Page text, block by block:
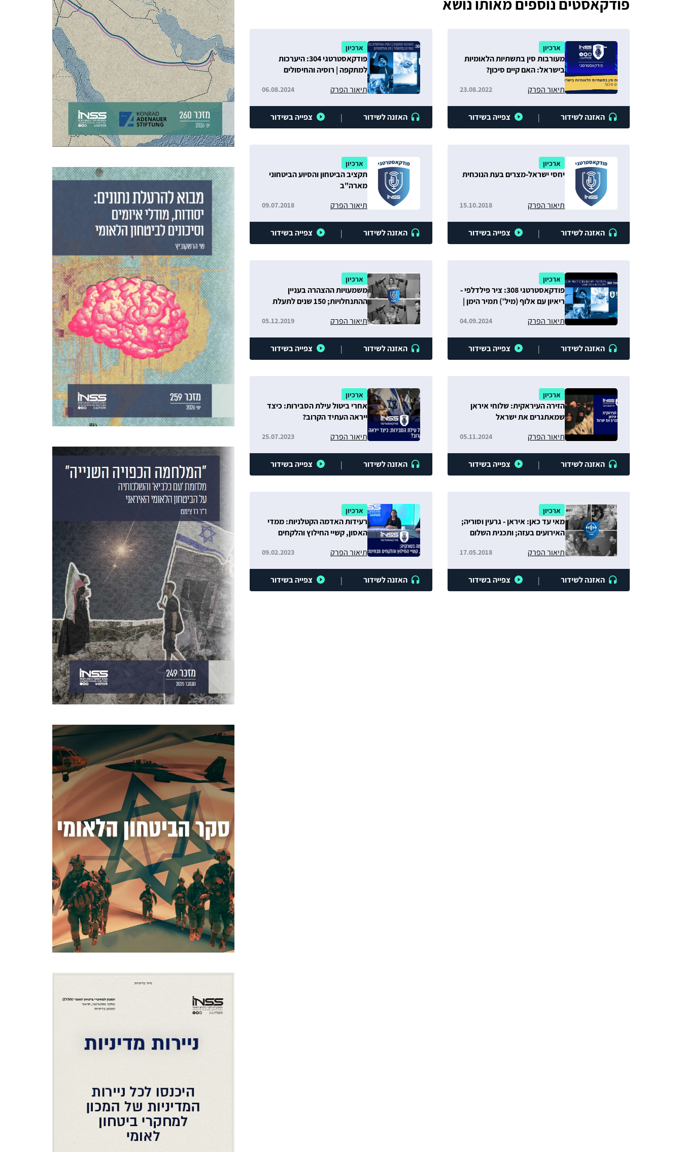
פודקאסטים נוספים מאותו נושא
ארכיון
מעורבות סין בתשתיות הלאומיות
בישראל: האם קיים סיכון?
תיאור הפרק
23.08.2022
האזנה לשידור | צפייה בשידור
ארכיון
פודקאסטרטגי 304: היערכות
למתקפה | רוסיה והחיסולים
במלחמה? | סין והפלסטינים
תיאור הפרק 06.08.2024
האזנה לשידור | צפייה בשידור
ארכיון
יחסי ישראל-מצרים בעת הנוכחית
תיאור הפרק 15.10.2018
האזנה לשידור | צפייה בשידור
ארכיון
תקציב הביטחון והסיוע הביטחוני
מארה"ב
תיאור הפרק
09.07.2018
האזנה לשידור | צפייה בשידור
ארכיון
פודקאסטרטגי 308: ציר פילדלפי -
ריאיון עם אלוף (מיל’) תמיר הימן |
וישראל
תיאור הפרק 04.09.2024
האזנה לשידור | צפייה בשידור
ארכיון
משמעויות ההצהרה בעניין
ההתנחלויות; 150 שנים לתעלת
העורק של מצרים
תיאור הפרק 05.12.2019
האזנה לשידור | צפייה בשידור
ארכיון
הזירה העיראקית: שלוחי איראן
שמאתגרים את ישראל
תיאור הפרק
05.11.2024
האזנה לשידור | צפייה בשידור
ארכיון
אחרי ביטול עילת הסבירות: כיצד
ייראה העתיד הקרוב?
תיאור הפרק
25.07.2023
האזנה לשידור | צפייה בשידור
ארכיון
מאי עד כאן: איראן - גרעין וסוריה;
האירועים בעזה; ותכנית השלום
תיאור הפרק
17.05.2018
האזנה לשידור | צפייה בשידור
ארכיון
רעידות האדמה הקטלניות: ממדי
האסון, קשיי החילוץ והלקחים
תיאור הפרק
09.02.2023
האזנה לשידור | צפייה בשידור